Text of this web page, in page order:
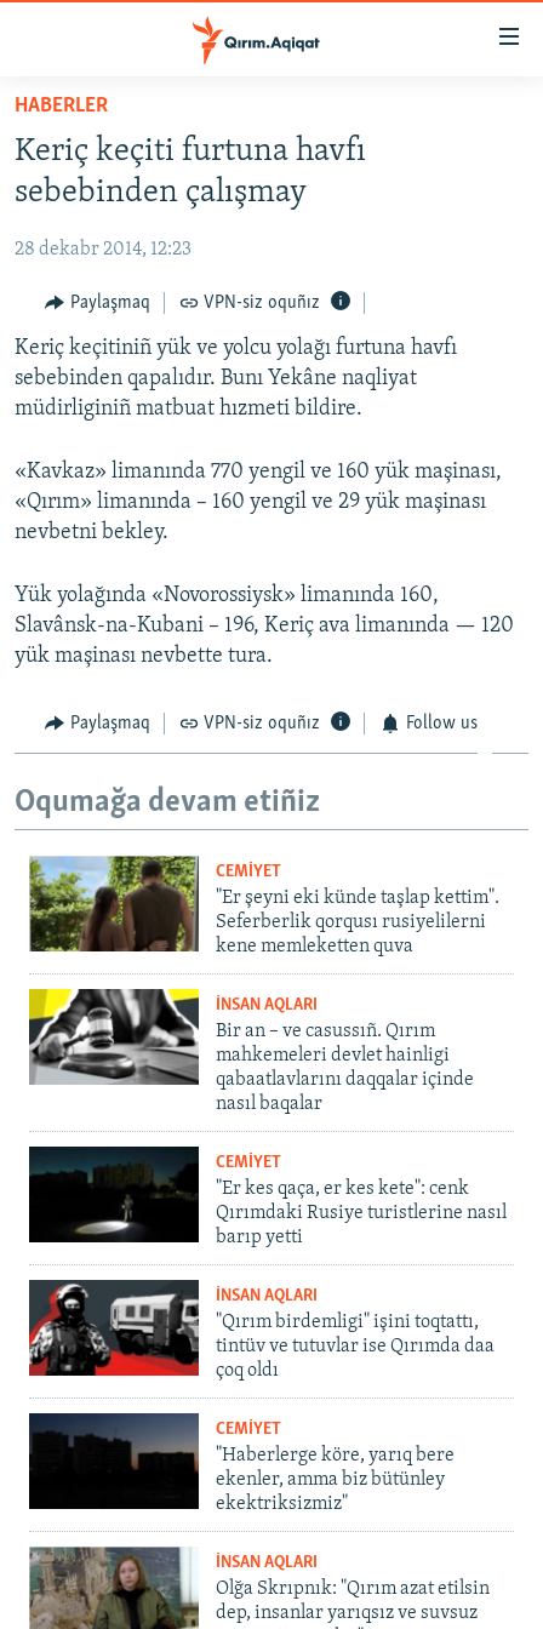
Esas
qaytmaq
Baş
qaytmaq
qaytmaq
HABERLER
SİYASET
CEMİYET
MEDENİYET
İNSAN AQLARI
VİDEO
BLOGLAR
FİKİR
Русский
Українською
RFE/RS bütün saytları
HABERLER
Keriç keçiti furtuna havfı
sebebinden çalışmay
28 dekabr 2014, 12:23
Paylaşmaq VPN-siz oquñız
Keriç keçitiniñ yük ve yolcu yolağı furtuna havfı
sebebinden qapalıdır. Bunı Yekâne naqliyat
müdirliginiñ matbuat hızmeti bildire.
«Kavkaz» limanında 770 yengil ve 160 yük maşinası,
«Qırım» limanında – 160 yengil ve 29 yük maşinası
nevbetni bekley.
Yük yolağında «Novorossiysk» limanında 160,
Slavânsk-na-Kubani – 196, Keriç ava limanında — 120
yük maşinası nevbette tura.
Paylaşmaq VPN-siz oquñız Follow us
Oqumağa devam etiñiz
CEMİYET
"Er şeyni eki künde taşlap kettim".
Seferberlik qorqusı rusiyelilerni
kene memleketten quva
İNSAN AQLARI
Bir an – ve casussıñ. Qırım
mahkemeleri devlet hainligi
qabaatlavlarını daqqalar içinde
nasıl baqalar
CEMİYET
"Er kes qaça, er kes kete": cenk
Qırımdaki Rusiye turistlerine nasıl
barıp yetti
İNSAN AQLARI
"Qırım birdemligi" işini toqtattı,
tintüv ve tutuvlar ise Qırımda daa
çoq oldı
CEMİYET
"Haberlerge köre, yarıq bere
ekenler, amma biz bütünley
ekektriksizmiz"
İNSAN AQLARI
Olğa Skrıpnık: "Qırım azat etilsin
dep, insanlar yarıqsız ve suvsuz